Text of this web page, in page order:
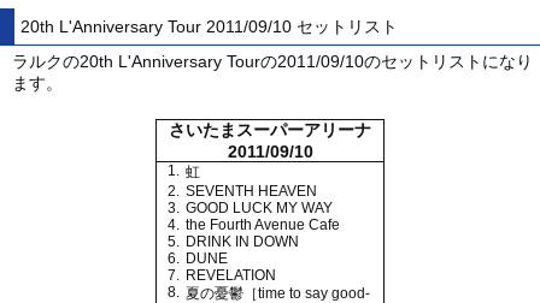
20th L'Anniversary Tour 2011/09/10 セットリスト
ラルクの20th L'Anniversary Tourの2011/09/10のセットリストになり
ます。
さいたまスーパーアリーナ
2011/09/10
1. 虹
2. SEVENTH HEAVEN
3. GOOD LUCK MY WAY
4. the Fourth Avenue Cafe
5. DRINK IN DOWN
6. DUNE
7. REVELATION
8. 夏の憂鬱［time to say good-